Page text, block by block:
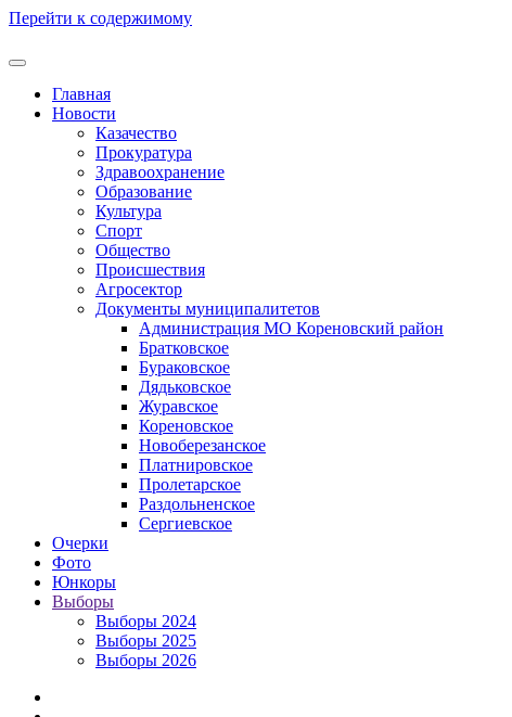
Перейти к содержимому
Главная
Новости
Казачество
Прокуратура
Здравоохранение
Образование
Культура
Спорт
Общество
Происшествия
Агросектор
Документы муниципалитетов
Администрация МО Кореновский район
Братковское
Бураковское
Дядьковское
Журавское
Кореновское
Новоберезанское
Платнировское
Пролетарское
Раздольненское
Сергиевское
Очерки
Фото
Юнкоры
Выборы
Выборы 2024
Выборы 2025
Выборы 2026